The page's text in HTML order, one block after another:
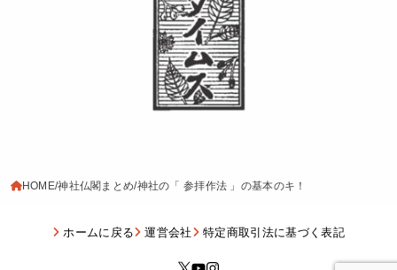
HOME 神社仏閣まとめ 神社の「 参拝作法 」の基本のキ！
ホームに戻る 運営会社 特定商取引法に基づく表記